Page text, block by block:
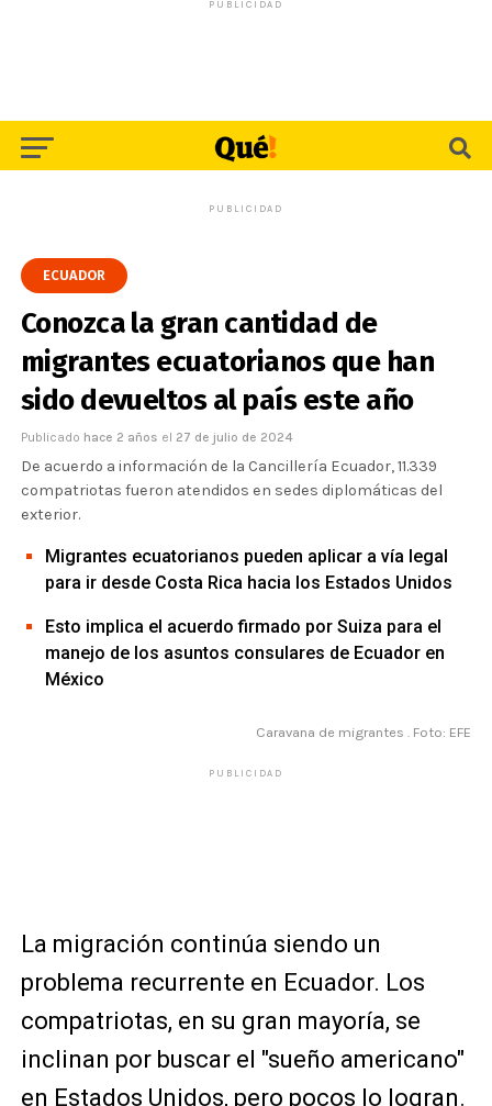
PUBLICIDAD
PUBLICIDAD
ECUADOR
Conozca la gran cantidad de
migrantes ecuatorianos que han
sido devueltos al país este año
Publicado hace 2 años el 27 de julio de 2024
De acuerdo a información de la Cancillería Ecuador, 11.339
compatriotas fueron atendidos en sedes diplomáticas del
exterior.
Migrantes ecuatorianos pueden aplicar a vía legal
para ir desde Costa Rica hacia los Estados Unidos
Esto implica el acuerdo firmado por Suiza para el
manejo de los asuntos consulares de Ecuador en
México
Caravana de migrantes . Foto: EFE
PUBLICIDAD
La migración continúa siendo un
problema recurrente en Ecuador. Los
compatriotas, en su gran mayoría, se
inclinan por buscar el "sueño americano"
en Estados Unidos, pero pocos lo logran.